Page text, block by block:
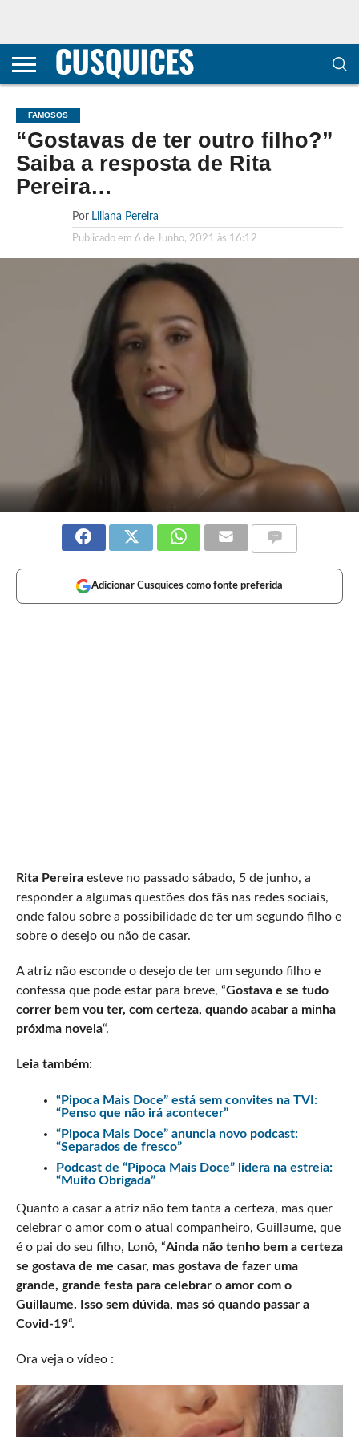
CONTACTOS
HOME
POLÍTICA DE
E COOKIES
SOBRE
TERMOS E
TRANSPARÊNCIA
METODOLOGIA
FAMOSOS
“Gostavas de ter outro filho?”
Saiba a resposta de Rita
Pereira…
Por Liliana Pereira
Publicado em 6 de Junho, 2021 às 16:12
Adicionar Cusquices como fonte preferida
Rita Pereira esteve no passado sábado, 5 de junho, a
responder a algumas questões dos fãs nas redes sociais,
onde falou sobre a possibilidade de ter um segundo filho e
sobre o desejo ou não de casar.
A atriz não esconde o desejo de ter um segundo filho e
confessa que pode estar para breve, “Gostava e se tudo
correr bem vou ter, com certeza, quando acabar a minha
próxima novela“.
Leia também:
“Pipoca Mais Doce” está sem convites na TVI:
“Penso que não irá acontecer”
“Pipoca Mais Doce” anuncia novo podcast:
“Separados de fresco”
Podcast de “Pipoca Mais Doce” lidera na estreia:
“Muito Obrigada”
Quanto a casar a atriz não tem tanta a certeza, mas quer
celebrar o amor com o atual companheiro, Guillaume, que
é o pai do seu filho, Lonô, “Ainda não tenho bem a certeza
se gostava de me casar, mas gostava de fazer uma
grande, grande festa para celebrar o amor com o
Guillaume. Isso sem dúvida, mas só quando passar a
Covid-19“.
Ora veja o vídeo :